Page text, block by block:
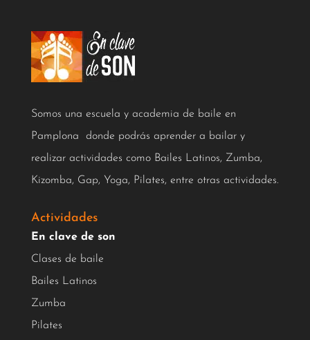
Somos una escuela y academia de baile en
Pamplona donde podrás aprender a bailar y
realizar actividades como Bailes Latinos, Zumba,
Kizomba, Gap, Yoga, Pilates, entre otras actividades.
Actividades
En clave de son
Clases de baile
Bailes Latinos
Zumba
Pilates